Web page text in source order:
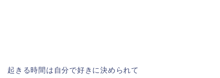
起きる時間は自分で好きに決められて